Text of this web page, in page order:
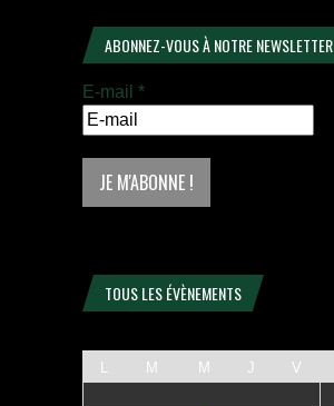
ABONNEZ-VOUS À NOTRE NEWSLETTER
E-mail *
TOUS LES ÉVÈNEMENTS
L M M J V